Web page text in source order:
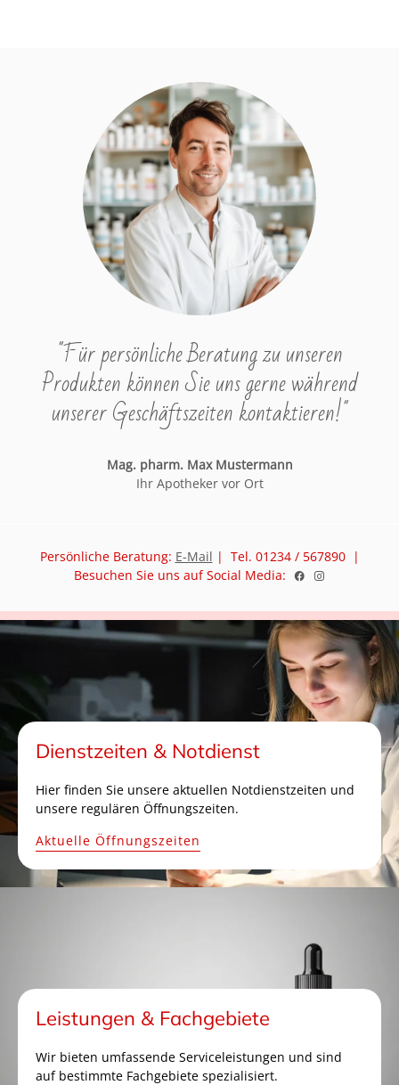
"Für persönliche Beratung zu unseren
Produkten können Sie uns gerne während
unserer Geschäftszeiten kontaktieren!"
Mag. pharm. Max Mustermann
Ihr Apotheker vor Ort
Persönliche Beratung: E-Mail | Tel. 01234 / 567890 |
Besuchen Sie uns auf Social Media:
Dienstzeiten & Notdienst
Hier finden Sie unsere aktuellen Notdienstzeiten und
unsere regulären Öffnungszeiten.
Aktuelle Öffnungszeiten
Leistungen & Fachgebiete
Wir bieten umfassende Serviceleistungen und sind
auf bestimmte Fachgebiete spezialisiert.